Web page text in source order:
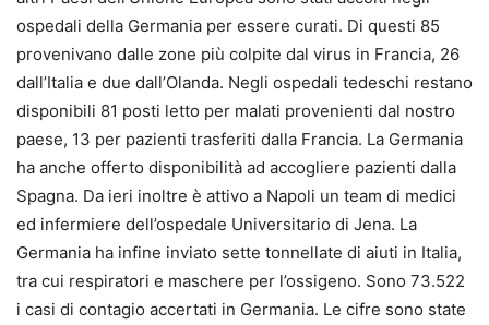
ospedali della Germania per essere curati. Di questi 85
provenivano dalle zone più colpite dal virus in Francia, 26
dall’Italia e due dall’Olanda. Negli ospedali tedeschi restano
disponibili 81 posti letto per malati provenienti dal nostro
paese, 13 per pazienti trasferiti dalla Francia. La Germania
ha anche offerto disponibilità ad accogliere pazienti dalla
Spagna. Da ieri inoltre è attivo a Napoli un team di medici
ed infermiere dell’ospedale Universitario di Jena. La
Germania ha infine inviato sette tonnellate di aiuti in Italia,
tra cui respiratori e maschere per l’ossigeno. Sono 73.522
i casi di contagio accertati in Germania. Le cifre sono state